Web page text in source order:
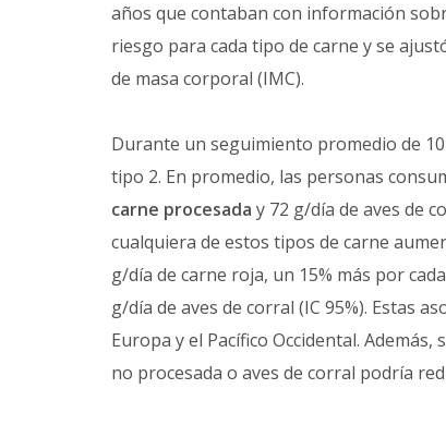
años que contaban con información
riesgo para cada tipo de carne y se
de masa corporal (IMC).
Durante un seguimiento promedio de
tipo 2. En promedio, las personas
carne procesada y 72 g/día de aves de
cualquiera de estos tipos de carne
g/día de carne roja, un 15% más por
g/día de aves de corral (IC 95%). Estas
Europa y el Pacífico Occidental.
no procesada o aves de corral podría